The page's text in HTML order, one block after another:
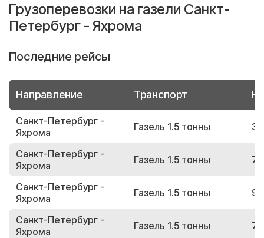
Грузоперевозки на газели Санкт-
Петербург - Яхрома
Последние рейсы
Направление Транспорт
Санкт-Петербург -
Яхрома
Газель 1.5 тонны
Санкт-Петербург -
Яхрома
Газель 1.5 тонны
Санкт-Петербург -
Яхрома
Газель 1.5 тонны
Санкт-Петербург -
Яхрома
Газель 1.5 тонны